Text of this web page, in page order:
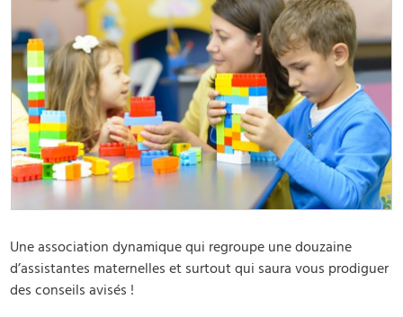
Une association dynamique qui regroupe une douzaine
d’assistantes maternelles et surtout qui saura vous prodiguer
des conseils avisés !